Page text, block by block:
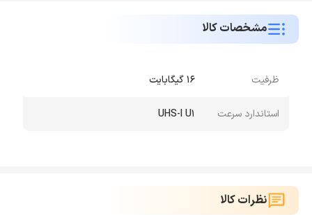
مشخصات کالا
ظرفیت 16 گیگابایت
استاندارد سرعت UHS-I U1
نظرات کالا